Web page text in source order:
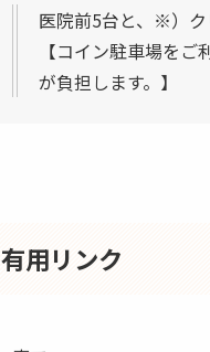
医院前5台と、※）
【コイン駐車場を
が負担します。】
有用リンク